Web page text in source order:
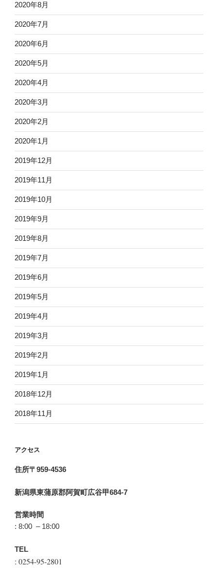
2020年8月
2020年7月
2020年6月
2020年5月
2020年4月
2020年3月
2020年2月
2020年1月
2019年12月
2019年11月
2019年10月
2019年9月
2019年8月
2019年7月
2019年6月
2019年5月
2019年4月
2019年3月
2019年2月
2019年1月
2018年12月
2018年11月
アクセス
住所〒959-4536
新潟県東蒲原郡阿賀町広谷甲684-7
営業時間
: 8:00 – 18:00
TEL
: 0254-95-2801